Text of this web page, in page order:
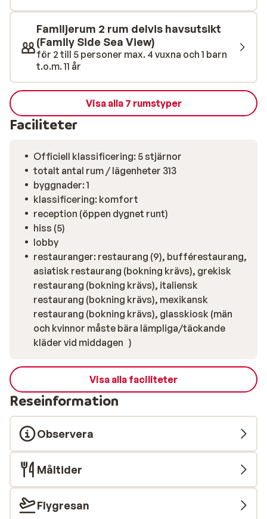
hand om kropp och själ har hotellet även ett fint spa,
vad sägs om hamam, jacuzzi, massage och
skönhetsbehandlingar. Är du sugen på att aktivera dig
lite under din semester kan du b la spela tennis,
volleyboll, bordtennis, biljard, boccia. Hotellet har
också ett bra utrustat gym för den som vill underhålla
sina muskler. Detta hotell erbjuder flertalet
restauranger vilket gör att du kommer få en bra
variation av god mat och dryck under din vistelse.
Familjerum 2 rum delvis havsutsikt
(Family Side Sea View)
för 2 till 5 personer max. 4 vuxna och 1 barn
t.o.m. 11 år
Visa alla 7 rumstyper
Faciliteter
Officiell klassificering: 5 stjärnor
totalt antal rum / lägenheter 313
byggnader: 1
klassificering: komfort
reception (öppen dygnet runt)
hiss (5)
lobby
restauranger: restaurang (9), bufférestaurang,
asiatisk restaurang (bokning krävs), grekisk
restaurang (bokning krävs), italiensk
restaurang (bokning krävs), mexikansk
restaurang (bokning krävs), glasskiosk (män
och kvinnor måste bära lämpliga/täckande
kläder vid middagen )
Visa alla faciliteter
Reseinformation
Observera
Måltider
Flygresan